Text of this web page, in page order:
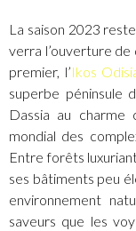
La saison 2023
verra l’ouverture de
premier, l’Ikos
superbe péninsule
Dassia au charme
mondial des
Entre forêts
ses bâtiments peu
environnement
saveurs que les